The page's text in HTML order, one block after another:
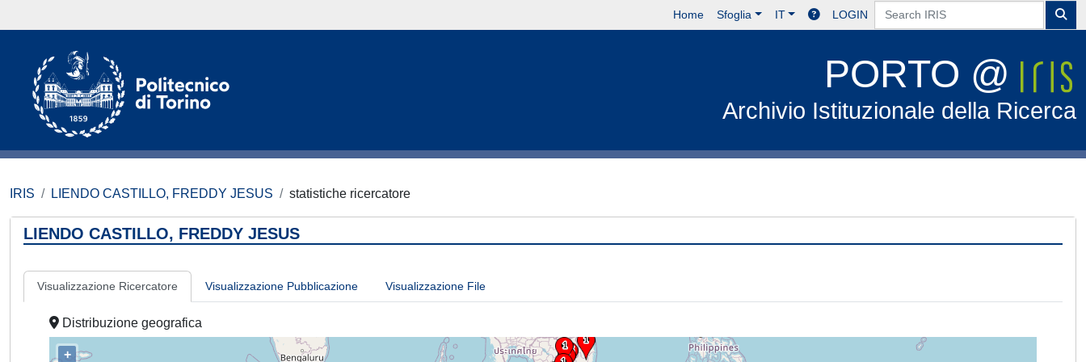
Home Sfoglia IT LOGIN
PORTO @
Archivio Istituzionale della Ricerca
IRIS LIENDO CASTILLO, FREDDY JESUS statistiche ricercatore
LIENDO CASTILLO, FREDDY JESUS
Visualizzazione Ricercatore Visualizzazione Pubblicazione Visualizzazione File
Distribuzione geografica
+